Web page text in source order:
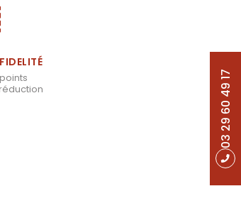
03 29 60 49 17